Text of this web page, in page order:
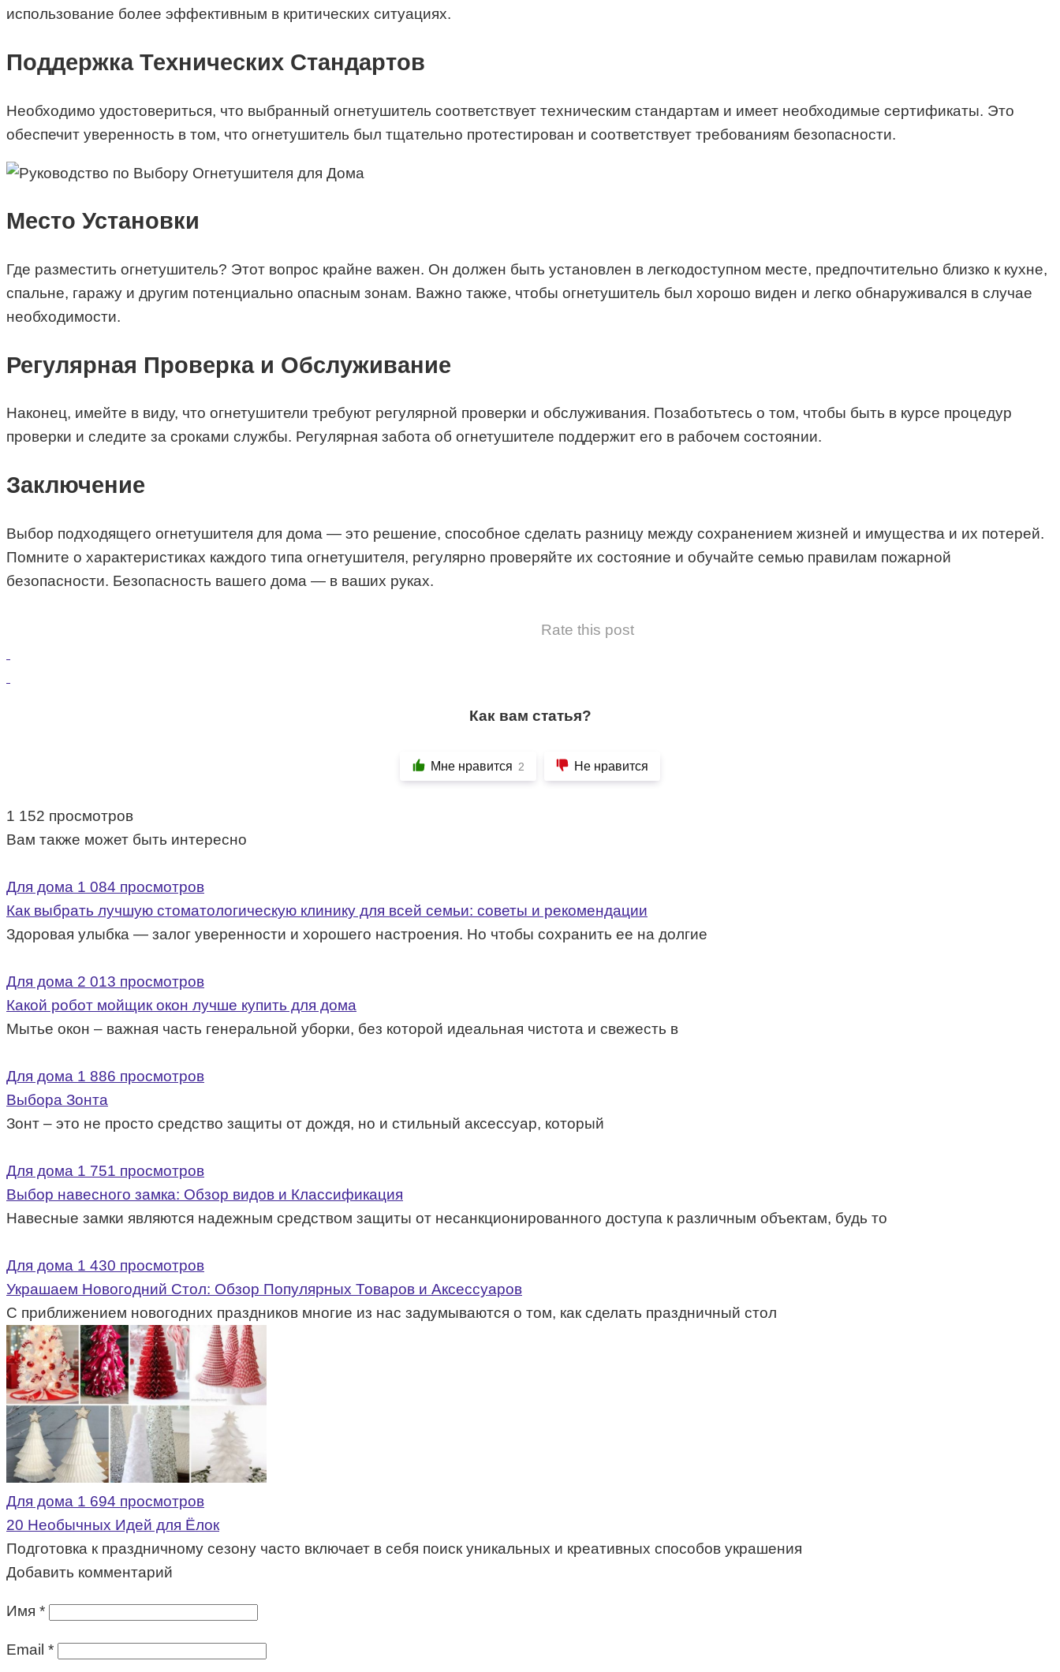
использование более эффективным в критических ситуациях.
Поддержка Технических Стандартов
Необходимо удостовериться, что выбранный огнетушитель соответствует техническим стандартам и имеет необходимые сертификаты. Это
обеспечит уверенность в том, что огнетушитель был тщательно протестирован и соответствует требованиям безопасности.
Место Установки
Где разместить огнетушитель? Этот вопрос крайне важен. Он должен быть установлен в легкодоступном месте, предпочтительно близко к кухне,
спальне, гаражу и другим потенциально опасным зонам. Важно также, чтобы огнетушитель был хорошо виден и легко обнаруживался в случае
необходимости.
Регулярная Проверка и Обслуживание
Наконец, имейте в виду, что огнетушители требуют регулярной проверки и обслуживания. Позаботьтесь о том, чтобы быть в курсе процедур
проверки и следите за сроками службы. Регулярная забота об огнетушителе поддержит его в рабочем состоянии.
Заключение
Выбор подходящего огнетушителя для дома — это решение, способное сделать разницу между сохранением жизней и имущества и их потерей.
Помните о характеристиках каждого типа огнетушителя, регулярно проверяйте их состояние и обучайте семью правилам пожарной
безопасности. Безопасность вашего дома — в ваших руках.
Rate this post
Как вам статья?
Мне нравится 2 Не нравится
1 152 просмотров
Вам также может быть интересно
Для дома 1 084 просмотров
Как выбрать лучшую стоматологическую клинику для всей семьи: советы и рекомендации
Здоровая улыбка — залог уверенности и хорошего настроения. Но чтобы сохранить ее на долгие
Для дома 2 013 просмотров
Какой робот мойщик окон лучше купить для дома
Мытье окон – важная часть генеральной уборки, без которой идеальная чистота и свежесть в
Для дома 1 886 просмотров
Выбора Зонта
Зонт – это не просто средство защиты от дождя, но и стильный аксессуар, который
Для дома 1 751 просмотров
Выбор навесного замка: Обзор видов и Классификация
Навесные замки являются надежным средством защиты от несанкционированного доступа к различным объектам, будь то
Для дома 1 430 просмотров
Украшаем Новогодний Стол: Обзор Популярных Товаров и Аксессуаров
С приближением новогодних праздников многие из нас задумываются о том, как сделать праздничный стол
Для дома 1 694 просмотров
20 Необычных Идей для Ёлок
Подготовка к праздничному сезону часто включает в себя поиск уникальных и креативных способов украшения
Добавить комментарий
Имя *
Email *